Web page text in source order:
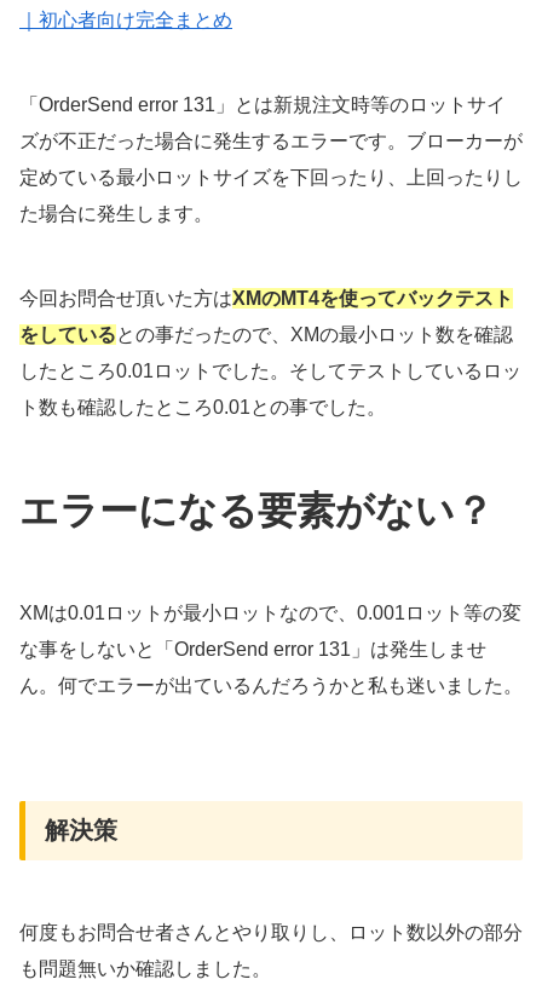
｜初心者向け完全まとめ
「OrderSend error 131」とは新規注文時等のロットサイ
ズが不正だった場合に発生するエラーです。ブローカーが
定めている最小ロットサイズを下回ったり、上回ったりし
た場合に発生します。
今回お問合せ頂いた方はXMのMT4を使ってバックテスト
をしているとの事だったので、XMの最小ロット数を確認
したところ0.01ロットでした。そしてテストしているロッ
ト数も確認したところ0.01との事でした。
エラーになる要素がない？
XMは0.01ロットが最小ロットなので、0.001ロット等の変
な事をしないと「OrderSend error 131」は発生しませ
ん。何でエラーが出ているんだろうかと私も迷いました。
解決策
何度もお問合せ者さんとやり取りし、ロット数以外の部分
も問題無いか確認しました。